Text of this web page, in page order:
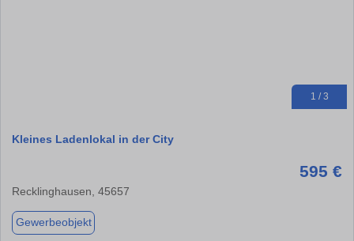
1 / 3
Kleines Ladenlokal in der City
595 €
Recklinghausen, 45657
Gewerbeobjekt